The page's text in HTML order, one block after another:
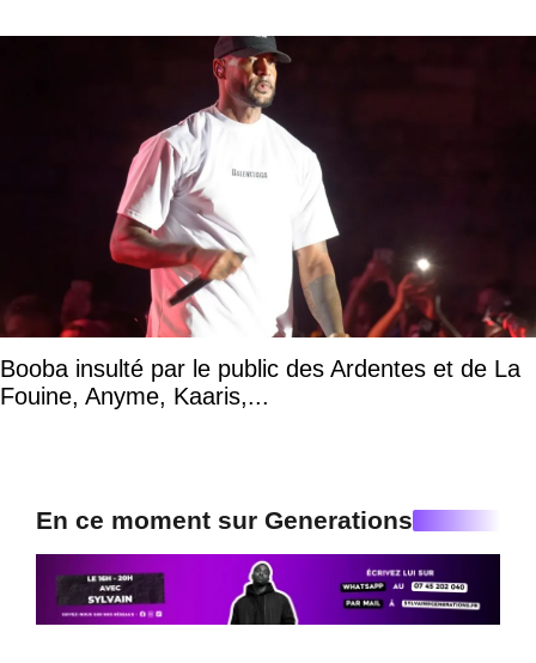
Booba insulté par le public des Ardentes et de La
Fouine, Anyme, Kaaris,...
En ce moment sur Generations